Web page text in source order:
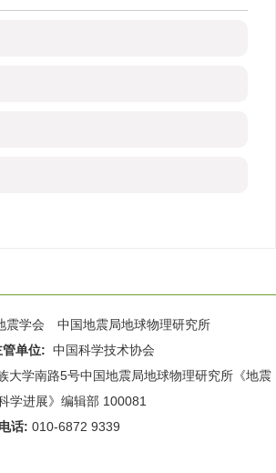
震学会 中国地震局地球物理研究所
管单位: 中国科学技术协会
大学南路5号中国地震局地球物理研究所《地震
学进展》编辑部 100081
电话: 010-6872 9339